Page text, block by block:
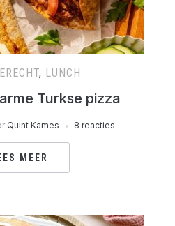
, LUNCH
Turkse pizza
Quint Kames 8 reacties
MEER